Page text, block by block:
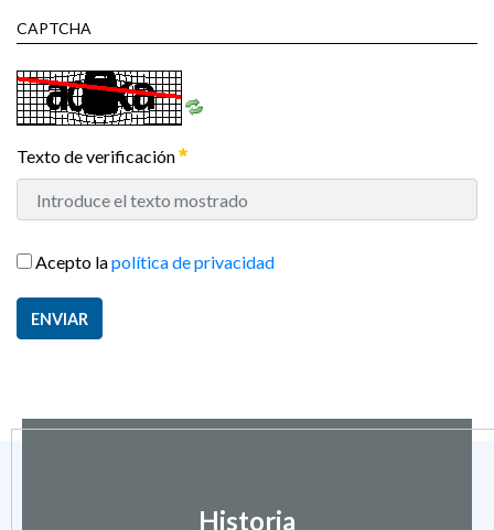
CAPTCHA
Texto de verificación
Acepto lapolítica de privacidad
ENVIAR
Historia